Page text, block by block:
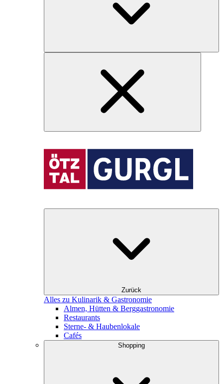
Zurück
Alles zu Kulinarik & Gastronomie
Almen, Hütten & Berggastronomie
Restaurants
Sterne- & Haubenlokale
Cafés
Shopping